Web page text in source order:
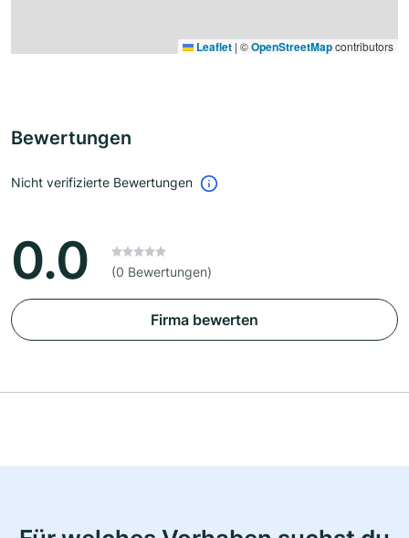
Leaflet | ©OpenStreetMapcontributors
Bewertungen
Nicht verifizierte Bewertungen
0.0 (0 Bewertungen)
Firma bewerten